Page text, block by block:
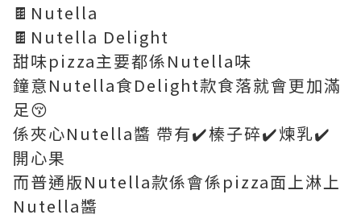
🍫Nutella
🍫Nutella Delight
甜味pizza主要都係Nutella味
鐘意Nutella食Delight款食落就會更加滿
足😚
係夾心Nutella醬 帶有✔️榛子碎✔️煉乳✔️
開心果
而普通版Nutella款係會係pizza面上淋上
Nutella醬